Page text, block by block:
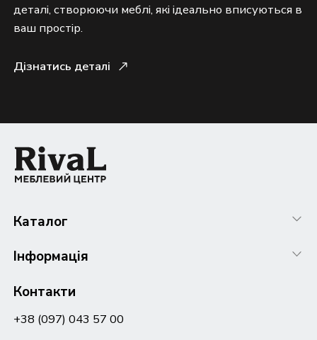
деталі, створюючи меблі, які ідеально вписуються в
ваш простір.
Дізнатись деталі
Каталог
Інформація
Контакти
+38 (097) 043 57 00